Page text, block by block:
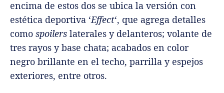
encima de estos dos se ubica la versión con
estética deportiva ‘Effect‘, que agrega detalles
como spoilers laterales y delanteros; volante de
tres rayos y base chata; acabados en color
negro brillante en el techo, parrilla y espejos
exteriores, entre otros.